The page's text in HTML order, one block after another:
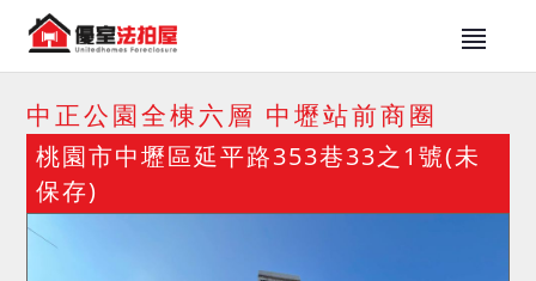
中正公園全棟六層 中壢站前商圈
桃園市中壢區延平路353巷33之1號(未
保存)